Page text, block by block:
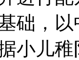
础，
小儿